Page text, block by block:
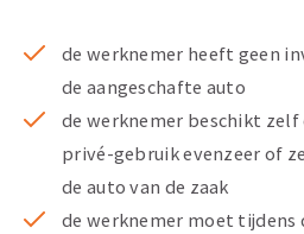
de werknemer heeft geen
de aangeschafte auto
de werknemer beschikt zelf
privé-gebruik evenzeer of
de auto van de zaak
de werknemer moet